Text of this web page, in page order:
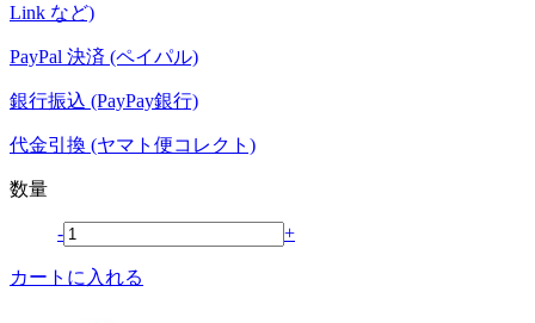
Link など)
PayPal 決済 (ペイパル)
銀行振込 (PayPay銀行)
代金引換 (ヤマト便コレクト)
数量
- +
カートに入れる